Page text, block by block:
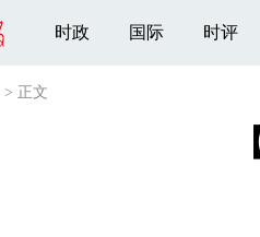
时政 国际 时评
> 正文